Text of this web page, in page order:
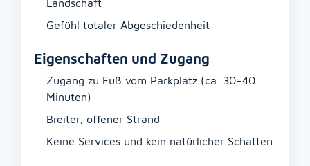
Landschaft
Gefühl totaler Abgeschiedenheit
Eigenschaften und Zugang
Zugang zu Fuß vom Parkplatz (ca. 30–40
Minuten)
Breiter, offener Strand
Keine Services und kein natürlicher Schatten